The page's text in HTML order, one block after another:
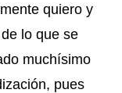
quiero y
lo que se
muchísimo
pues